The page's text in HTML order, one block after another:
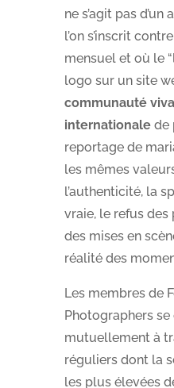
ne s’agit pas
l’on s’inscrit
mensuel et où le
logo sur un site
communauté
internationalede
reportage de
les mêmes
l’authenticité, la
vraie, le refus
des mises en
réalité des
Les membres de
Photographers
mutuellement à
réguliers dont la
les plus élevées